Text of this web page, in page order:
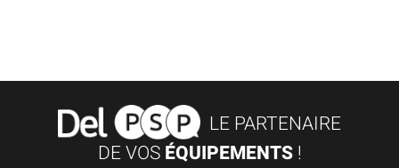
LE PARTENAIRE
DE VOSÉQUIPEMENTS!